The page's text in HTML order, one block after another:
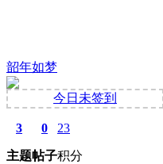
韶年如梦
今日未签到
3
主题
0
帖子
23
积分